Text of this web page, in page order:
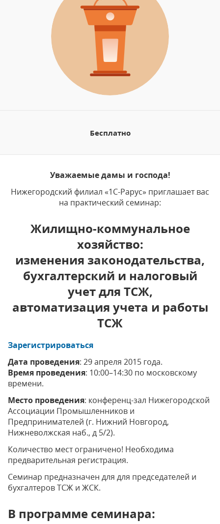
Бесплатно
Уважаемые дамы и господа!
Нижегородский филиал «1С-Рарус» приглашает вас
на практический семинар:
Жилищно-коммунальное
хозяйство:
изменения законодательства,
бухгалтерский и налоговый
учет для ТСЖ,
автоматизация учета и работы
ТСЖ
Зарегистрироваться
Дата проведения: 29 апреля 2015 года.
Время проведения: 10:00–14:30 по московскому
времени.
Место проведения: конференц-зал Нижегородской
Ассоциации Промышленников и
Предпринимателей (г. Нижний Новгород,
Нижневолжская наб., д 5/2).
Количество мест ограничено! Необходима
предварительная регистрация.
Семинар предназначен для для председателей и
бухгалтеров ТСЖ и ЖСК.
В программе семинара: